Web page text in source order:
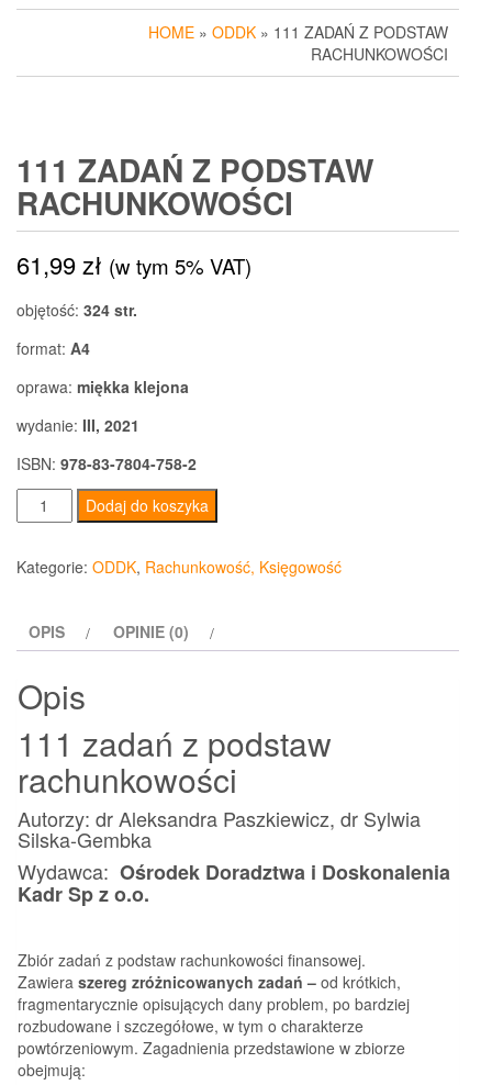
HOME » ODDK » 111 ZADAŃ Z PODSTAW
RACHUNKOWOŚCI
111 ZADAŃ Z PODSTAW
RACHUNKOWOŚCI
61,99zł (w tym 5% VAT)
objętość: 324 str.
format: A4
oprawa: miękka klejona
wydanie: III, 2021
ISBN: 978-83-7804-758-2
ilość
111
zadań
rachunkowości
Dodaj do koszyka
Kategorie: ODDK, Rachunkowość, Księgowość
OPIS OPINIE (0)
Opis
111 zadań z podstaw
rachunkowości
Autorzy: dr Aleksandra Paszkiewicz, dr Sylwia
Silska-Gembka
Wydawca: Ośrodek Doradztwa i Doskonalenia
Kadr Sp z o.o.
Zbiór zadań z podstaw rachunkowości finansowej.
Zawiera szereg zróżnicowanych zadań – od krótkich,
fragmentarycznie opisujących dany problem, po bardziej
rozbudowane i szczegółowe, w tym o charakterze
powtórzeniowym. Zagadnienia przedstawione w zbiorze
obejmują: